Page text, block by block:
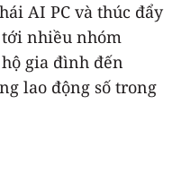
AI PC và thúc đẩy
nhiều nhóm
gia đình đến
lao động số trong